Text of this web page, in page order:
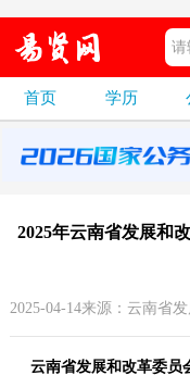
首页 学历
2025年云南省发展和
2025-04-14来源：云南省
云南省发展和改革委员